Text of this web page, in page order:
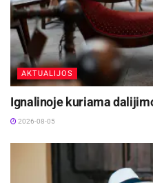
tvarkymo veiksmų.
Šaltinis: Kauno miesto
AKTUALIJOS
Ignalinoje kuriama
2026-08-05